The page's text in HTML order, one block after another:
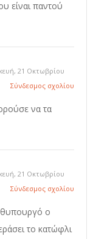
είναι παντού
21 Οκτωβρίου
Σύνδεσμος σχολίου
να τα
21 Οκτωβρίου
Σύνδεσμος σχολίου
ο
το κατώφλι